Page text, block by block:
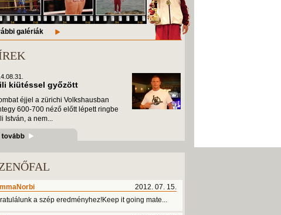
galériák
kiütéssel győzött
éjjel a zürichi Volkshausban
600-700 néző előtt lépett ringbe
István, a nem...
2012. 07. 15.
a szép eredményhez!Keep it going mate...